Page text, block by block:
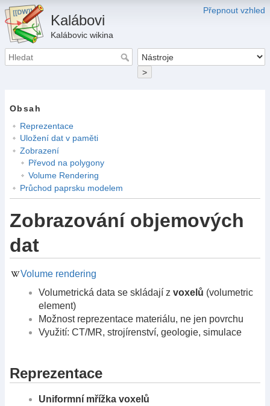
Přepnout vzhled
Kalábovi
Kalábovic wikina
>
Obsah
Reprezentace
Uložení dat v paměti
Zobrazení
Převod na polygony
Volume Rendering
Průchod paprsku modelem
Zobrazování objemových
dat
Volume rendering
Volumetrická data se skládají z voxelů (volumetric
element)
Možnost reprezentace materiálu, ne jen povrchu
Využití: CT/MR, strojírenství, geologie, simulace
Reprezentace
Uniformní mřížka voxelů